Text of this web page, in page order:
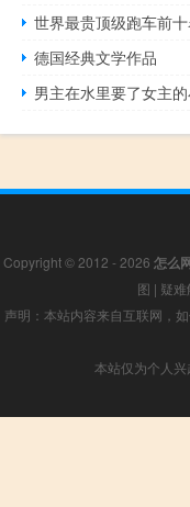
世界最贵顶级跑车前十
德国经典文学作品
男主在水里要了女主
Copyright © 2012 - 2026 怎么
图 | 疑难
声明：本站内容来自互联网，
本站仅为个人